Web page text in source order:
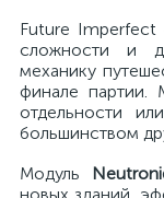
Future Imperfect
сложности и
механику
финале партии.
отдельности
большинством
Модуль